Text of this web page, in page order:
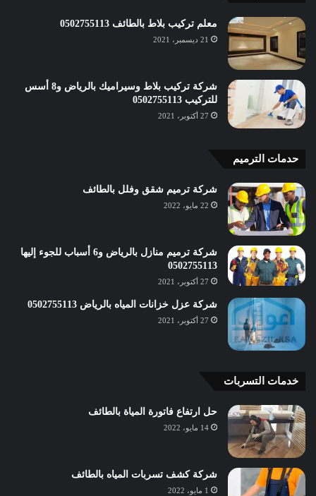
معلم تركيب بلاط بالطائف 0502755113
21 ديسمبر، 2021
شركة تركيب بلاط وسيراميك بالرياض و8 أسس
للتركيب 0502755113
27 أكتوبر، 2021
حدمات الترميم
شركة ترميم شقق وفلل بالطائف
22 مايو، 2022
شركة ترميم منازل بالرياض و6 أسباب للجوء إليها
0502755113
27 أكتوبر، 2021
شركة عزل خزانات المياه بالرياض 0502755113
27 أكتوبر، 2021
خدمات التسربات
حل ارتفاع فاتورة المياة بالطائف
14 مايو، 2022
شركة كشف تسربات المياه بالطائف
1 مايو، 2022